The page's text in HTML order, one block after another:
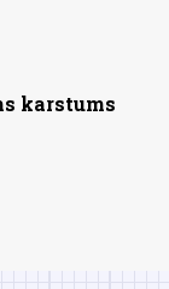
karstums